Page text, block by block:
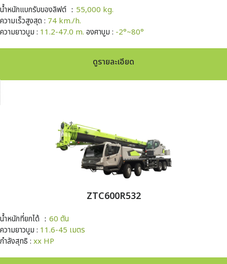
น้ำหนักแบกรับของลิฟต์ ： 55,000 kg.
ความเร็วสูงสุด : 74 km./h.
ความยาวบูม : 11.2-47.0 m. องศาบูม : -2°~80°
ดูรายละเอียด
ZTC600R532
น้ำหนักที่ยกได้ ： 60 ตัน
ความยาวบูม : 11.6-45 เมตร
กำลังสุทธิ : xx HP